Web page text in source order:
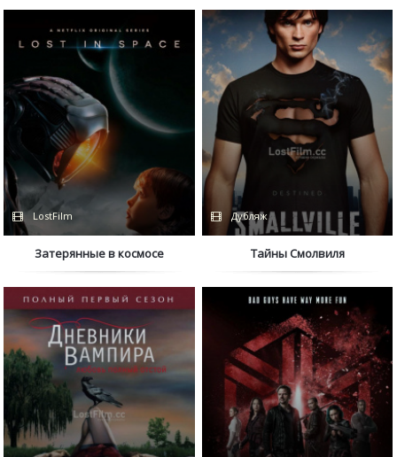
LostFilm
Затерянные в космосе
Дубляж
Тайны Смолвиля